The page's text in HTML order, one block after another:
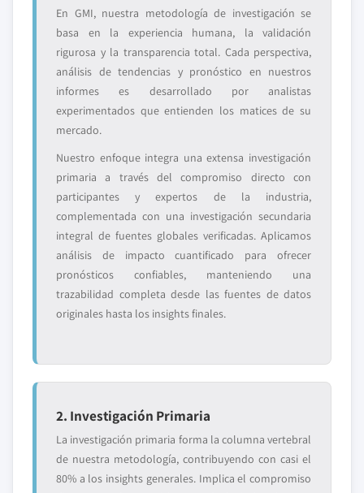
En GMI, nuestra metodología de investigación se
basa en la experiencia humana, la validación
rigurosa y la transparencia total. Cada perspectiva,
análisis de tendencias y pronóstico en nuestros
informes es desarrollado por analistas
experimentados que entienden los matices de su
mercado.
Nuestro enfoque integra una extensa investigación
primaria a través del compromiso directo con
participantes y expertos de la industria,
complementada con una investigación secundaria
integral de fuentes globales verificadas. Aplicamos
análisis de impacto cuantificado para ofrecer
pronósticos confiables, manteniendo una
trazabilidad completa desde las fuentes de datos
originales hasta los insights finales.
2. Investigación Primaria
La investigación primaria forma la columna vertebral
de nuestra metodología, contribuyendo con casi el
80% a los insights generales. Implica el compromiso